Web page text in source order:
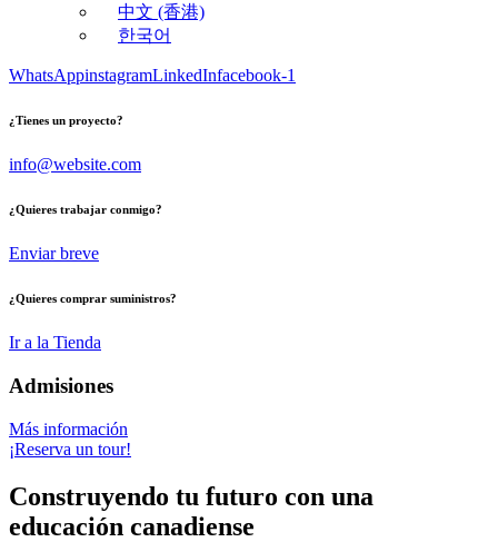
中文 (香港)
한국어
WhatsAppinstagramLinkedInfacebook-1
¿Tienes un proyecto?
info@website.com
¿Quieres trabajar conmigo?
Enviar breve
¿Quieres comprar suministros?
Ir a la Tienda
Admisiones
Más información
¡Reserva un tour!
Construyendo tu futuro con una
educación canadiense